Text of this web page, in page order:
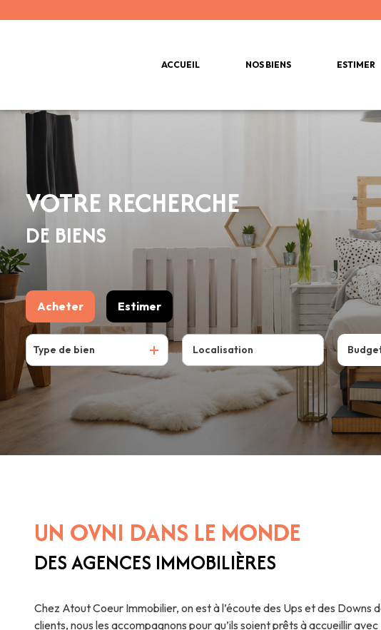
ACCUEIL NOS BIENS ESTIMER
VOTRE RECHERCHE
DE BIENS
Acheter
De l'ancien
Estimer
Type de bien
UN OVNI DANS LE MONDE
DES AGENCES IMMOBILIÈRES
Chez Atout Coeur Immobilier, on est à l’écoute des Ups et des Downs
clients, nous les accompagnons pour qu’ils soient prêts à accueillir avec